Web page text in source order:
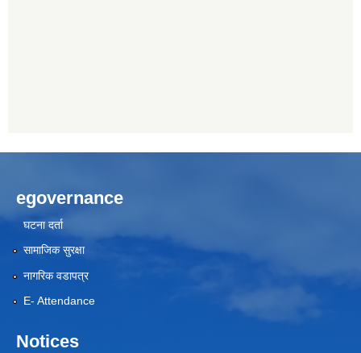
egovernance
घटना दर्ता
सामाजिक सुरक्षा
नागरिक वडापत्र
E- Attendance
Notices